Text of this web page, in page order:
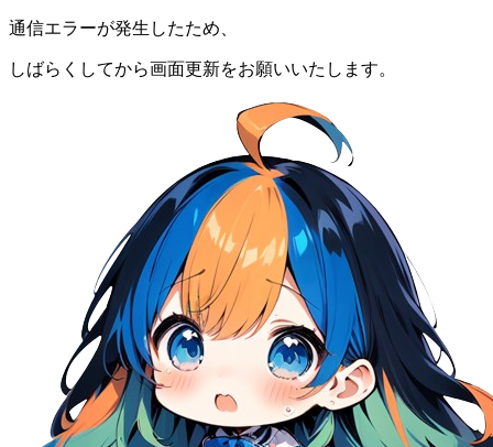
通信エラーが発生したため、
しばらくしてから画面更新をお願いいたします。